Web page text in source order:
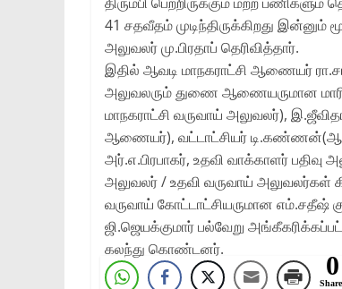
41 சதவீதம் முடிந்திருக்கிறது இன்னும்
அலுவலர் மு.பிரதாப் தெரிவித்தார்.
இதில் ஆவடி மாநகராட்சி ஆணையர்
அலுவலரும் துணை ஆணையருமான
மாநகராட்சி வருவாய் அலுவலர்),
ஆணையர்), வட்டாட்சியர்
அர்.எ.பிரபாகர், உதவி வாக்காளர் பதிவு
அலுவலர் / உதவி‌ வருவாய் அலுவலர்கள்
வருவாய் கோட்டாட்சியருமான எம்.சதீஷ்
ஜி.ஜெயக்குமார் பல்வேறு
கலந்து கொண்டனர்.
0